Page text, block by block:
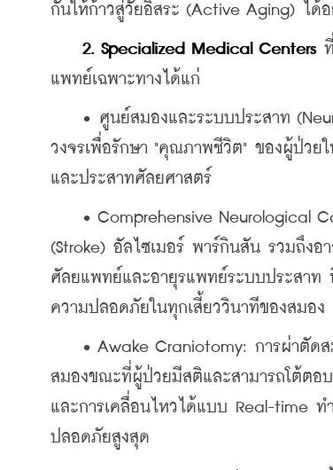
กันให้ก้าวสู่วัยอิสระ (Active Aging) ได้
2. Specialized Medical Centers
แพทย์เฉพาะทางได้แก่
• ศูนย์สมองและระบบประสาท
วงจรเพื่อรักษา "คุณภาพชีวิต" ของผู้ป่วย
และประสาทศัลยศาสตร์
• Comprehensive Neurological
(Stroke) อัลไซเมอร์ พาร์กินสัน รวมถึงอ
ศัลยแพทย์และอายุรแพทย์ระบบประสาท
ความปลอดภัยในทุกเสี้ยววินาทีของสมอง
• Awake Craniotomy: การผ่าตัดสม
สมองขณะที่ผู้ป่วยมีสติและสามารถโต้ตอ
และการเคลื่อนไหวได้แบบ Real-time
ปลอดภัยสูงสุด